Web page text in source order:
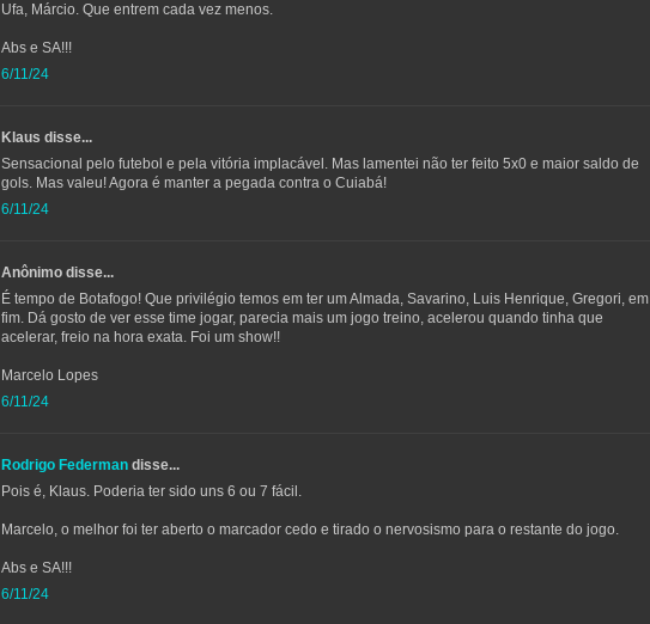
Ufa, Márcio. Que entrem cada vez menos.
Abs e SA!!!
6/11/24
Klaus disse...
Sensacional pelo futebol e pela vitória implacável. Mas lamentei não ter feito 5x0 e maior saldo de
gols. Mas valeu! Agora é manter a pegada contra o Cuiabá!
6/11/24
Anônimo disse...
É tempo de Botafogo! Que privilégio temos em ter um Almada, Savarino, Luis Henrique, Gregori, em
fim. Dá gosto de ver esse time jogar, parecia mais um jogo treino, acelerou quando tinha que
acelerar, freio na hora exata. Foi um show!!
Marcelo Lopes
6/11/24
Rodrigo Federman disse...
Pois é, Klaus. Poderia ter sido uns 6 ou 7 fácil.
Marcelo, o melhor foi ter aberto o marcador cedo e tirado o nervosismo para o restante do jogo.
Abs e SA!!!
6/11/24